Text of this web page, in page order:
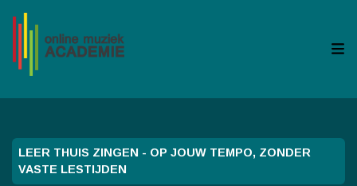
LEER THUIS ZINGEN - OP JOUW TEMPO, ZONDER
VASTE LESTIJDEN